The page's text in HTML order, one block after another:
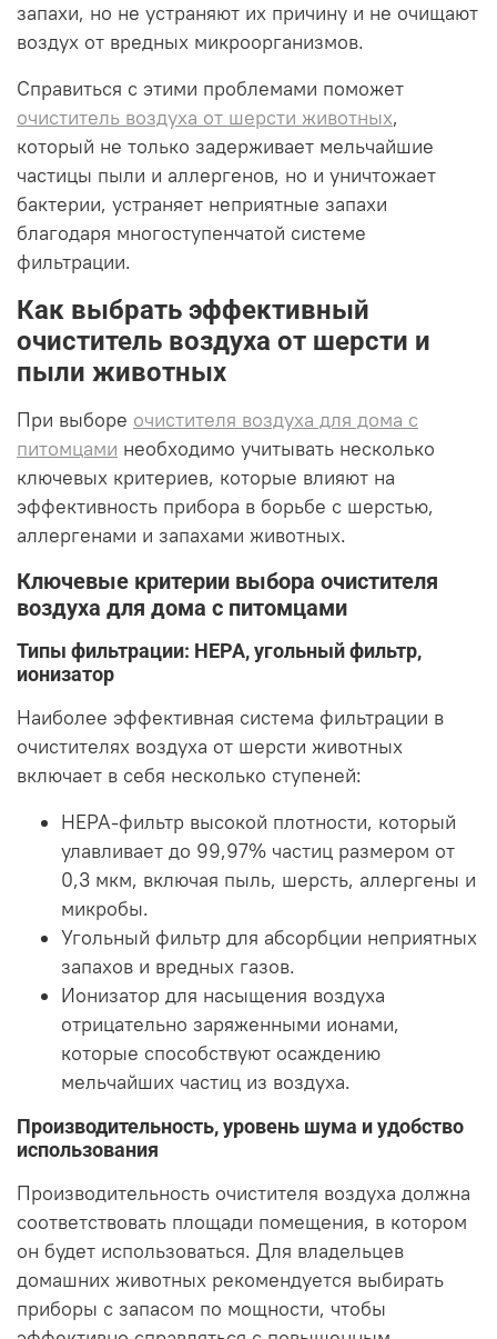
запахи, но не устраняют их причину и не очищают
воздух от вредных микроорганизмов.
Справиться с этими проблемами поможет
очиститель воздуха от шерсти животных,
который не только задерживает мельчайшие
частицы пыли и аллергенов, но и уничтожает
бактерии, устраняет неприятные запахи
благодаря многоступенчатой системе
фильтрации.
Как выбрать эффективный
очиститель воздуха от шерсти и
пыли животных
При выборе очистителя воздуха для дома с
питомцами необходимо учитывать несколько
ключевых критериев, которые влияют на
эффективность прибора в борьбе с шерстью,
аллергенами и запахами животных.
Ключевые критерии выбора очистителя
воздуха для дома с питомцами
Типы фильтрации: HEPA, угольный фильтр,
ионизатор
Наиболее эффективная система фильтрации в
очистителях воздуха от шерсти животных
включает в себя несколько ступеней:
HEPA-фильтр высокой плотности, который
улавливает до 99,97% частиц размером от
0,3 мкм, включая пыль, шерсть, аллергены и
микробы.
Угольный фильтр для абсорбции неприятных
запахов и вредных газов.
Ионизатор для насыщения воздуха
отрицательно заряженными ионами,
которые способствуют осаждению
мельчайших частиц из воздуха.
Производительность, уровень шума и удобство
использования
Производительность очистителя воздуха должна
соответствовать площади помещения, в котором
он будет использоваться. Для владельцев
домашних животных рекомендуется выбирать
приборы с запасом по мощности, чтобы